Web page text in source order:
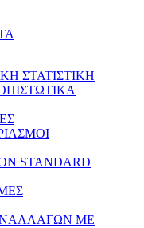
ΣΤΑΤΙΣΤΙΚΗ
STANDARD
ΜΕ